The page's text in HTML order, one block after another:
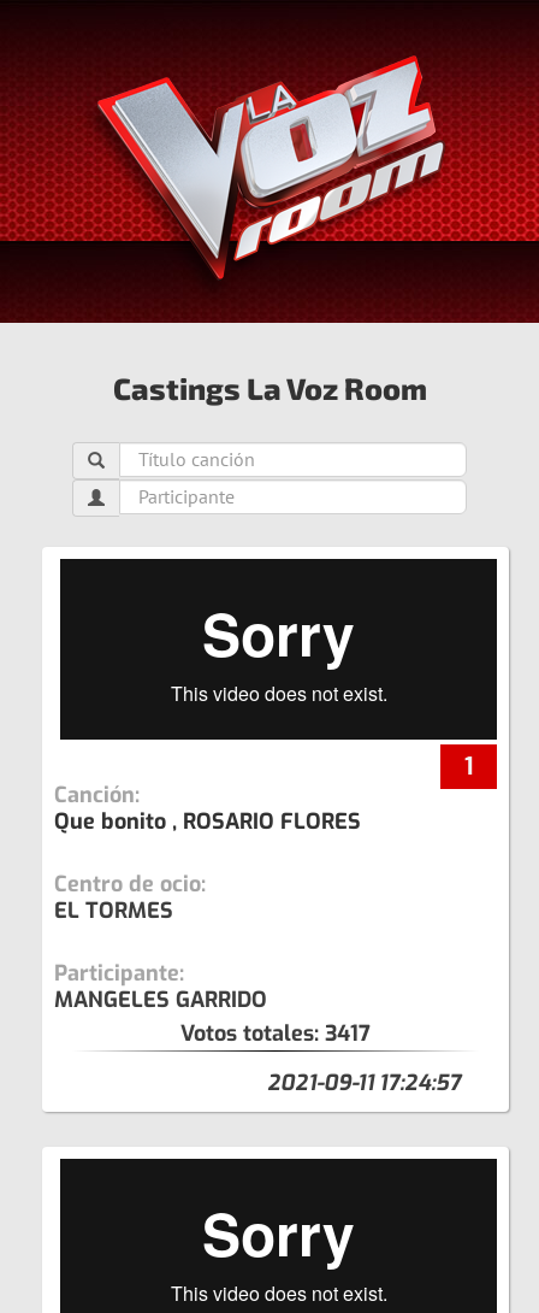
Castings La Voz Room
1
Canción:
Que bonito , ROSARIO FLORES
Centro de ocio:
EL TORMES
Participante:
MANGELES GARRIDO
Votos totales: 3417
2021-09-11 17:24:57